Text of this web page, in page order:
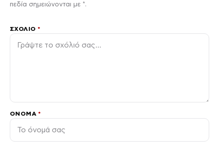
πεδία σημειώνονται με *.
ΣΧΌΛΙΟ*
ΌΝΟΜΑ *